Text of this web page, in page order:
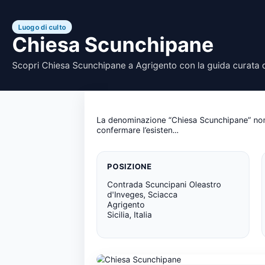
Luogo di culto
Chiesa Scunchipane
Scopri Chiesa Scunchipane a Agrigento con la guida curata
La denominazione “Chiesa Scunchipane”
confermare l’esisten...
POSIZIONE
Contrada Scuncipani Oleastro
d'Inveges, Sciacca
Agrigento
Sicilia, Italia